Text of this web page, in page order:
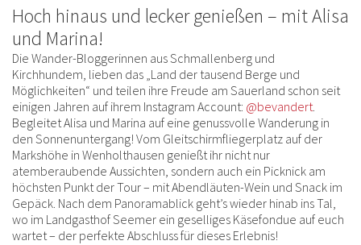
Hoch hinaus und lecker genießen – mit Alisa
und Marina!
Die Wander-Bloggerinnen aus Schmallenberg und
Kirchhundem, lieben das „Land der tausend Berge und
Möglichkeiten“ und teilen ihre Freude am Sauerland schon seit
einigen Jahren auf ihrem Instagram Account: @bevandert.
Begleitet Alisa und Marina auf eine genussvolle Wanderung in
den Sonnenuntergang! Vom Gleitschirmfliegerplatz auf der
Markshöhe in Wenholthausen genießt ihr nicht nur
atemberaubende Aussichten, sondern auch ein Picknick am
höchsten Punkt der Tour – mit Abendläuten-Wein und Snack im
Gepäck. Nach dem Panoramablick geht’s wieder hinab ins Tal,
wo im Landgasthof Seemer ein geselliges Käsefondue auf euch
wartet – der perfekte Abschluss für dieses Erlebnis!